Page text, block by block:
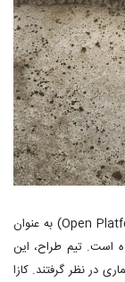
این ایده توسط گروه او پی ای (Open Platform for Architecture) به عنوان
است. تیم طراح، این
در نظر گرفتند. کازا